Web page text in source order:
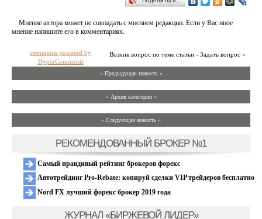
Мнение автора может не совпадать с мнением редакции. Если у Вас иное
мнение напишите его в комментариях.
Возник вопрос по теме статьи - Задать вопрос »
comments powered by
HyperComments
« Предыдущая новость «
» Архив категории «
» Следующая новость »
РЕКОМЕНДОВАННЫЙ БРОКЕР №1
Самый правдивый рейтинг брокеров форекс
Автотрейдинг Pro-Rebate: копируй сделки VIP трейдеров бесплатно
Nord FX лучший форекс брокер 2019 года
ЖУРНАЛ «БИРЖЕВОЙ ЛИДЕР»